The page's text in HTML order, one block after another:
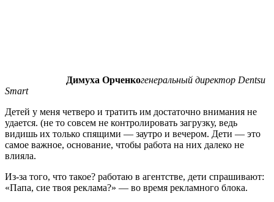
Димуха Орченкогенеральный директор Dentsu
Smart
Детей у меня четверо и тратить им достаточно внимания не
удается. (не то совсем не контролировать загрузку, ведь
видишь их только спящими — заутро и вечером. Дети — это
самое важное, основание, чтобы работа на них далеко не
влияла.
Из-за того, что такое? работаю в агентстве, дети спрашивают:
«Папа, сие твоя реклама?» — во время рекламного блока.